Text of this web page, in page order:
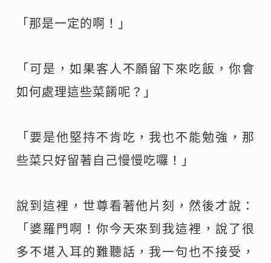
「那是一定的啊！」
「可是，如果客人不願留下來吃飯，你會
如何處理這些菜餚呢？」
「要是他堅持不肯吃，我也不能勉強，那
些菜只好留著自己慢慢吃囉！」
說到這裡，世尊看著他片刻，然後才說：
「婆羅門啊！你今天來到我這裡，說了很
多不堪入耳的難聽話，我一句也不接受，